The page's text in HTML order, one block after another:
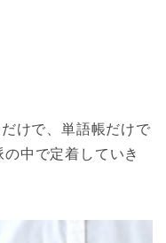
けで、単語帳だけで
中で定着していき